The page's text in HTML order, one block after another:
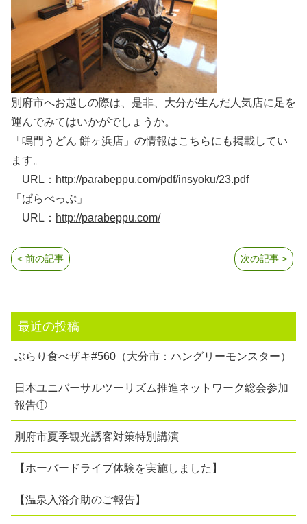
別府市へお越しの際は、是非、大分が生んだ人気店に足を
運んでみてはいかがでしょうか。
「鳴門うどん 餅ヶ浜店」の情報はこちらにも掲載してい
ます。
URL： http://parabeppu.com/pdf/insyoku/23.pdf
「ぱらべっぷ」
URL： http://parabeppu.com/
次の記事 >
< 前の記事
最近の投稿
ぶらり食べザキ#560（大分市：ハングリーモンスター）
日本ユニバーサルツーリズム推進ネットワーク総会参加
報告①
別府市夏季観光誘客対策特別講演
【ホーバードライブ体験を実施しました】
【温泉入浴介助のご報告】